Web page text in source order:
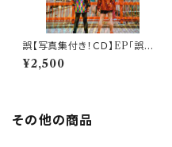
誤【写真集付き！ＣＤ】EP「誤字フ
ァインディングピーポー」謝罪の
お手紙同封
¥2,500
その他の商品